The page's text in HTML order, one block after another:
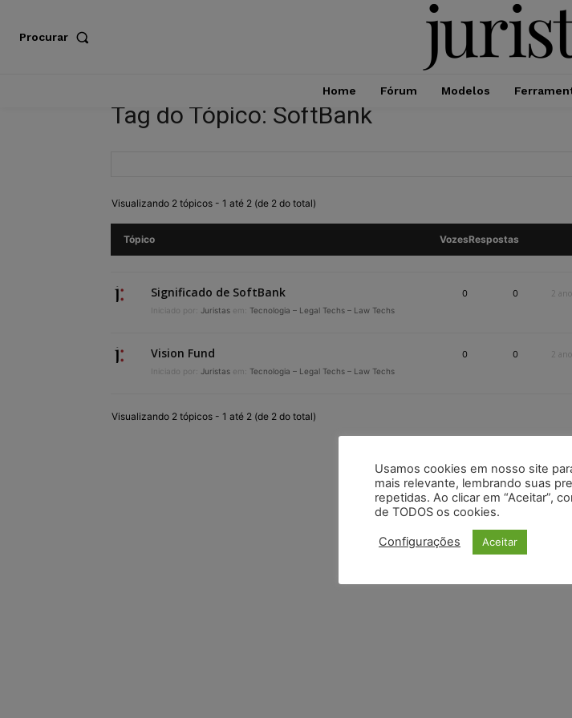
Procurar
Home Fórum Modelos
Tag do Tópico: SoftBank
Visualizando 2 tópicos - 1 até 2 (de 2 do total)
Tópico VozesRespostas
Significado de SoftBank
Iniciado por: Juristas em: Tecnologia – Legal Techs – Law Techs
0 0 2
Vision Fund
Iniciado por: Juristas em: Tecnologia – Legal Techs – Law Techs
0 0 2
Visualizando 2 tópicos - 1 até 2 (de 2 do total)
Usamos cookies em nosso site
mais relevante, lembrando suas
repetidas. Ao clicar em “Aceitar”,
de TODOS os cookies.
Configurações Aceitar